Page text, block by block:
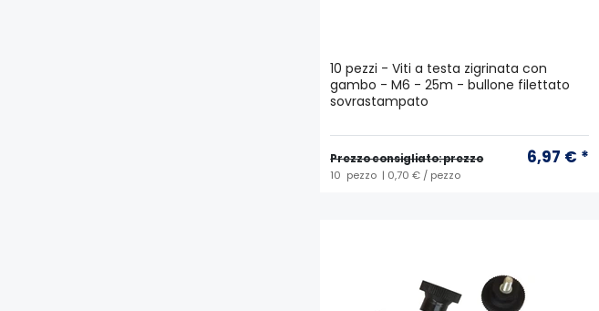
10 pezzi - Viti a testa zigrinata con
gambo - M6 - 25m - bullone filettato
sovrastampato
Prezzo consigliato: prezzo 6,97 € *
10 pezzo | 0,70 € / pezzo